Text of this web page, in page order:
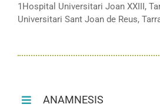
1Hospital Universitari Joan XXIII,
Universitari Sant Joan de Reus,
ANAMNESIS